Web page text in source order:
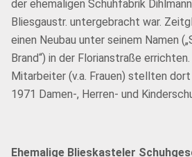
der ehemaligen Schuhfabrik
Bliesgaustr. untergebracht war.
einen Neubau unter seinem Namen
Brand“) in der Florianstraße
Mitarbeiter (v.a. Frauen) stellten
1971 Damen-, Herren- und
Ehemalige Blieskasteler